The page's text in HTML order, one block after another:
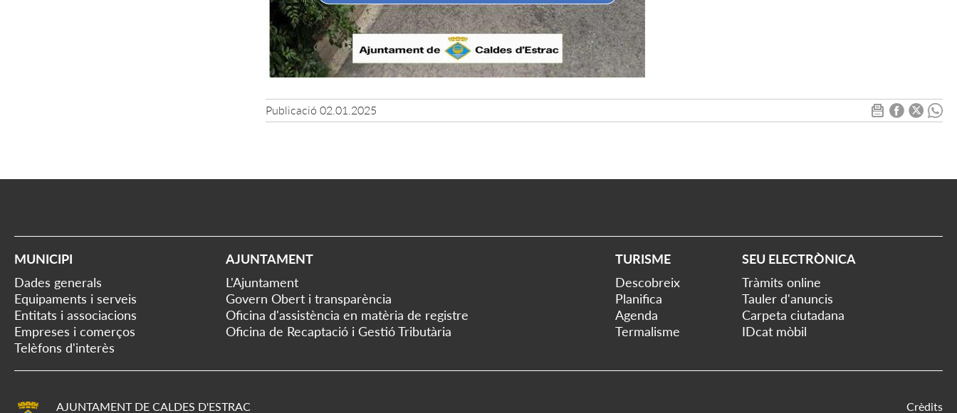
Publicació 02.01.2025
MUNICIPI
Dades generals
Equipaments i serveis
Entitats i associacions
Empreses i comerços
Telèfons d'interès
AJUNTAMENT
L'Ajuntament
Govern Obert i transparència
Oficina d'assistència en matèria de registre
Oficina de Recaptació i Gestió Tributària
TURISME
Descobreix
Planifica
Agenda
Termalisme
SEU ELECTRÒNICA
Tràmits online
Tauler d'anuncis
Carpeta ciutadana
IDcat mòbil
AJUNTAMENT DE CALDES D'ESTRAC Crèdits